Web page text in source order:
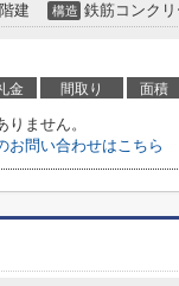
建 構造 鉄筋コンクリ
金 間取り 面積
ません。
お問い合わせはこちら